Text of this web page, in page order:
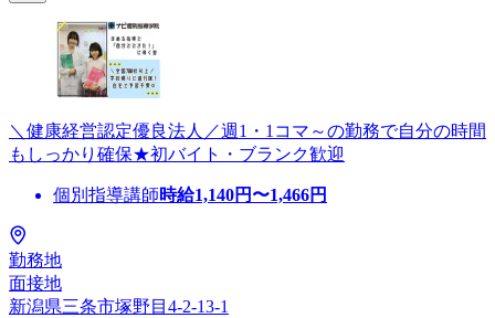
＼健康経営認定優良法人／週1・1コマ～の勤務で自分の時間
もしっかり確保★初バイト・ブランク歓迎
個別指導講師時給1,140円〜1,466円
勤務地
面接地
新潟県三条市塚野目4-2-13-1